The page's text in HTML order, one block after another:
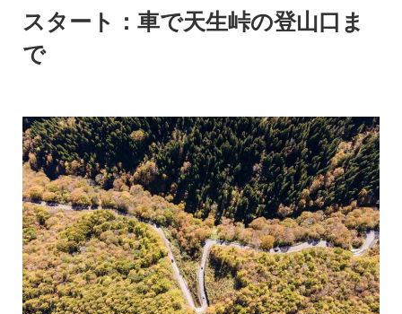
スタート：車で天生峠の登山口ま
で